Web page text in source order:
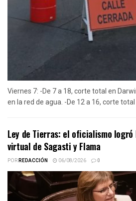
Viernes 7: -De 7 a 18, corte total en
en la red de agua. -De 12 a 16, corte total
Ley de Tierras: el oficialismo logró
virtual de Sagasti y Flama
PORREDACCIÓN 06/08/2026 0